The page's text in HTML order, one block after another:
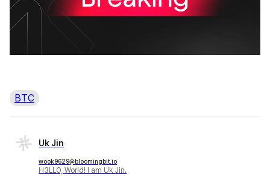
BTC
Uk Jin
wook9629@bloomingbit.io
H3LLO, World! I am Uk Jin.